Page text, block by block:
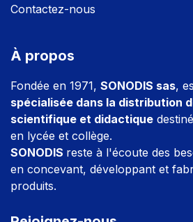
Contactez-nous
À propos
Fondée en 1971, SONODIS sas,
spécialisée dans la distribution
scientifique et didactique
en lycée et collège.
SONODIS reste à l'écoute des
en concevant, développant et
produits.